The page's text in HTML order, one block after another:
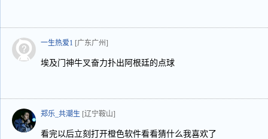
一生热爱1 [广东广州]
埃及门神牛叉奋力扑出阿根廷的点球
郑乐_共潮生 [辽宁鞍山]
看完以后立刻打开橙色软件看看猜什么我喜欢了